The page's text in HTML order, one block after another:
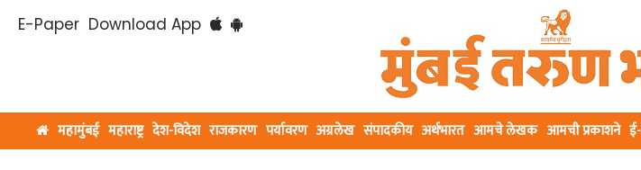
E-Paper Download App
महामुंबई महाराष्ट्र देश-विदेश राजकारण पर्यावरण अग्रलेख संपादकीय अर्थभारत आमचे लेखक आमची प्रकाशने